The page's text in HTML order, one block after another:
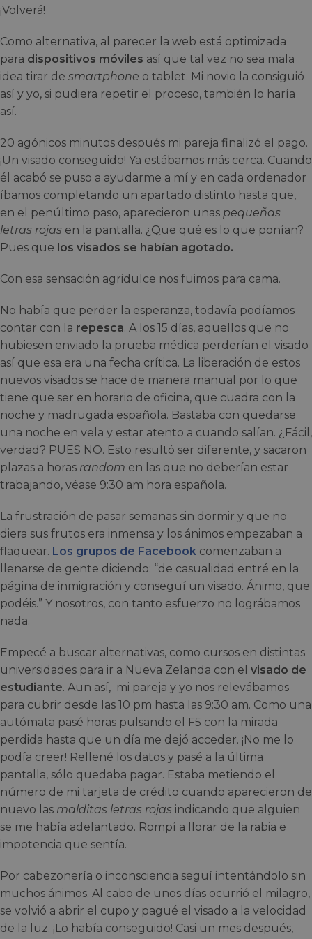
¡Volverá!
Como alternativa, al parecer la web está optimizada
para dispositivos móviles así que tal vez no sea mala
idea tirar de smartphone o tablet. Mi novio la consiguió
así y yo, si pudiera repetir el proceso, también lo haría
así.
20 agónicos minutos después mi pareja finalizó el pago.
¡Un visado conseguido! Ya estábamos más cerca. Cuando
él acabó se puso a ayudarme a mí y en cada ordenador
íbamos completando un apartado distinto hasta que,
en el penúltimo paso, aparecieron unas pequeñas
letras rojas en la pantalla. ¿Que qué es lo que ponían?
Pues que los visados se habían agotado.
Con esa sensación agridulce nos fuimos para cama.
No había que perder la esperanza, todavía podíamos
contar con la repesca. A los 15 días, aquellos que no
hubiesen enviado la prueba médica perderían el visado
así que esa era una fecha crítica. La liberación de estos
nuevos visados se hace de manera manual por lo que
tiene que ser en horario de oficina, que cuadra con la
noche y madrugada española. Bastaba con quedarse
una noche en vela y estar atento a cuando salían. ¿Fácil,
verdad? PUES NO. Esto resultó ser diferente, y sacaron
plazas a horas random en las que no deberían estar
trabajando, véase 9:30 am hora española.
La frustración de pasar semanas sin dormir y que no
diera sus frutos era inmensa y los ánimos empezaban a
flaquear. Los grupos de Facebook comenzaban a
llenarse de gente diciendo: “de casualidad entré en la
página de inmigración y conseguí un visado. Ánimo, que
podéis.” Y nosotros, con tanto esfuerzo no lográbamos
nada.
Empecé a buscar alternativas, como cursos en distintas
universidades para ir a Nueva Zelanda con el visado de
estudiante. Aun así, mi pareja y yo nos relevábamos
para cubrir desde las 10 pm hasta las 9:30 am. Como una
autómata pasé horas pulsando el F5 con la mirada
perdida hasta que un día me dejó acceder. ¡No me lo
podía creer! Rellené los datos y pasé a la última
pantalla, sólo quedaba pagar. Estaba metiendo el
número de mi tarjeta de crédito cuando aparecieron de
nuevo las malditas letras rojas indicando que alguien
se me había adelantado. Rompí a llorar de la rabia e
impotencia que sentía.
Por cabezonería o inconsciencia seguí intentándolo sin
muchos ánimos. Al cabo de unos días ocurrió el milagro,
se volvió a abrir el cupo y pagué el visado a la velocidad
de la luz. ¡Lo había conseguido! Casi un mes después,